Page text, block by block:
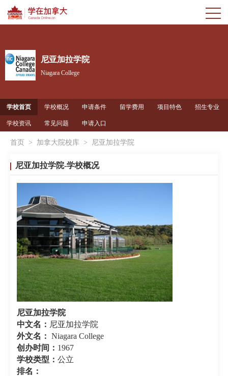
尼亚加拉学院
Niagara College
学校首页 学校概况 申请条件 留学费用 项目特色 招生专业
学校资讯 常见问题 申请入口
首页 > 加拿大院校库 > 尼亚加拉学院
尼亚加拉学院-学校概况
尼亚加拉学院
中文名： 尼亚加拉学院
外文名： Niagara College
创办时间： 1967
学校类型： 公立
排名：